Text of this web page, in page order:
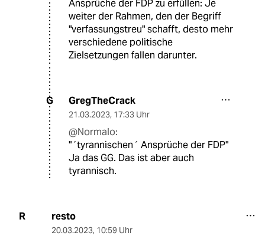
Ansprüche der FDP zu erfüllen: Je
weiter der Rahmen, den der Begriff
"verfassungstreu" schafft, desto mehr
verschiedene politische
Zielsetzungen fallen darunter.
G GregTheCrack
21.03.2023, 17:33 Uhr
@Normalo:
"´tyrannischen´ Ansprüche der FDP"
Ja das GG. Das ist aber auch
tyrannisch.
R resto
20.03.2023, 10:59 Uhr